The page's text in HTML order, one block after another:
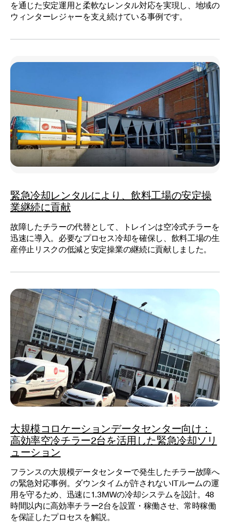
を通じた安定運用と柔軟なレンタル対応を実現し、地域の
ウィンターレジャーを支え続けている事例です。
緊急冷却レンタルにより、飲料工場の安定操
業継続に貢献
故障したチラーの代替として、トレインは空冷式チラーを
迅速に導入。必要なプロセス冷却を確保し、飲料工場の生
産停止リスクの低減と安定操業の継続に貢献しました。
大規模コロケーションデータセンター向け：
高効率空冷チラー2台を活用した緊急冷却ソリ
ューション
フランスの大規模データセンターで発生したチラー故障へ
の緊急対応事例。ダウンタイムが許されないITルームの運
用を守るため、迅速に1.3MWの冷却システムを設計。48
時間以内に高効率チラー2台を設置・稼働させ、常時稼働
を保証したプロセスを解説。